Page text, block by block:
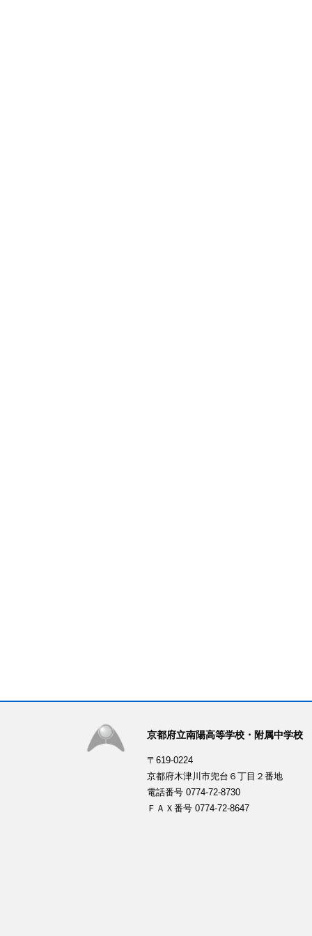
京都府立南陽高等学校・附属中学校
〒619-0224
京都府木津川市兜台６丁目２番地
電話番号 0774-72-8730
ＦＡＸ番号 0774-72-8647